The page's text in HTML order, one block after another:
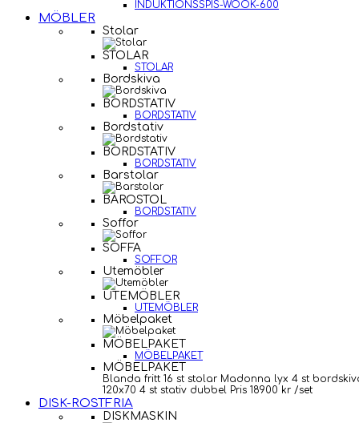
INDUKTIONSSPIS-WOOK-600
MÖBLER
Stolar
STOLAR
STOLAR
Bordskiva
BORDSTATIV
BORDSTATIV
Bordstativ
BORDSTATIV
BORDSTATIV
Barstolar
BAROSTOL
BORDSTATIV
Soffor
SOFFA
SOFFOR
Utemöbler
UTEMÖBLER
UTEMÖBLER
Möbelpaket
MÖBELPAKET
MÖBELPAKET
MÖBELPAKET
Blanda fritt 16 st stolar Madonna lyx 4 st
120x70 4 st stativ dubbel Pris 18900 kr /set
DISK-ROSTFRIA
DISKMASKIN